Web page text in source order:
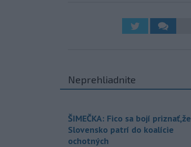
Neprehliadnite
ŠIMEČKA: Fico sa bojí priznať,že
Slovensko patrí do koalície
ochotných